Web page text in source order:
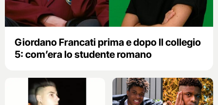
Giordano Francati prima e dopo Il collegio
5: com’era lo studente romano